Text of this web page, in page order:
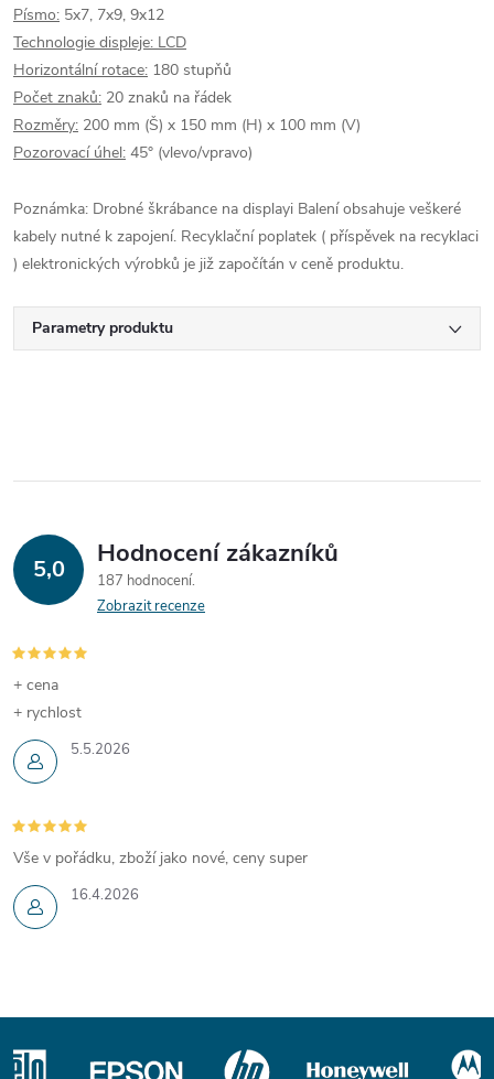
Písmo: 5x7, 7x9, 9x12
Technologie displeje: LCD
Horizontální rotace: 180 stupňů
Počet znaků: 20 znaků na řádek
Rozměry: 200 mm (Š) x 150 mm (H) x 100 mm (V)
Pozorovací úhel: 45° (vlevo/vpravo)
Poznámka: Drobné škrábance na displayi Balení obsahuje veškeré
kabely nutné k zapojení. Recyklační poplatek ( příspěvek na recyklaci
) elektronických výrobků je již započítán v ceně produktu.
Parametry produktu
5,0 Hodnocení zákazníků
187 hodnocení
Zobrazit recenze
5.5.2026
+ cena
+ rychlost
16.4.2026
Vše v pořádku, zboží jako nové, ceny super